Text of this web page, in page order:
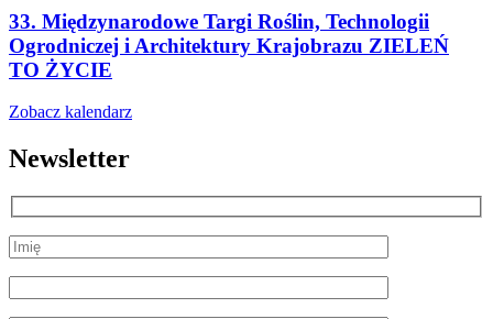
33. Międzynarodowe Targi Roślin, Technologii
Ogrodniczej i Architektury Krajobrazu ZIELEŃ
TO ŻYCIE
Zobacz kalendarz
Newsletter